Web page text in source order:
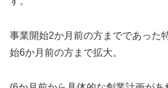
事業開始2か月前の方までであった
始6か月前の方まで拡大。